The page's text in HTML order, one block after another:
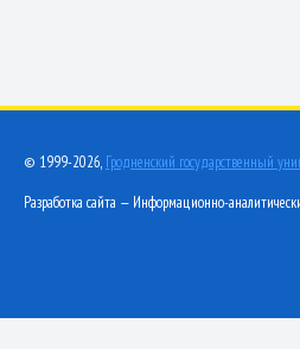
© 1999-2026, Гродненский государственный
Разработка сайта — Информационно-